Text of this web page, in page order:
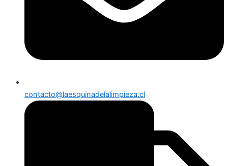
contacto@laesquinadelalimpieza.cl